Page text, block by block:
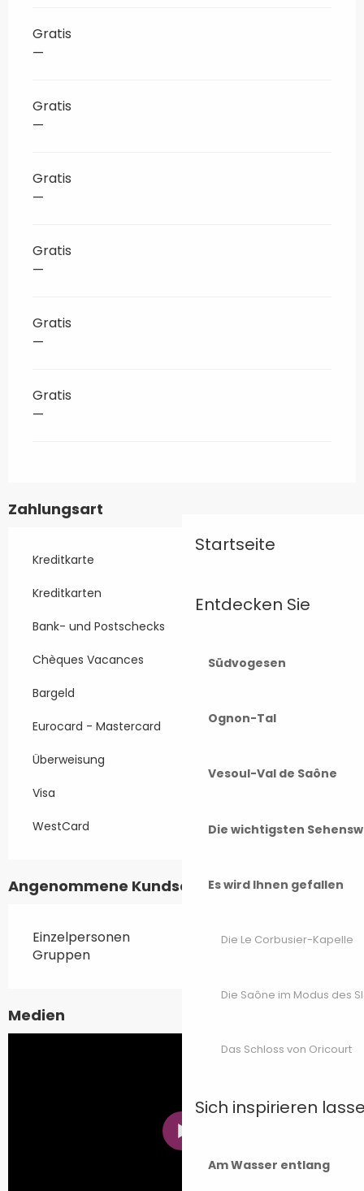
Startseite
Entdecken Sie
Südvogesen
Ognon-Tal
Vesoul-Val de Saône
Die wichtigsten
Es wird Ihnen gefallen
Die Le Corbusier-Kapelle
Die Saône im Modus des
Das Schloss von Oricourt
Sich inspirieren
Am Wasser entlang
Gratis
—
Gratis
—
Gratis
—
Gratis
—
Gratis
—
Gratis
—
Zahlungsart
Kreditkarte
Kreditkarten
Bank- und Postschecks
Chèques Vacances
Bargeld
Eurocard - Mastercard
Überweisung
Visa
WestCard
Angenommene Kundschaften
Einzelpersonen
Gruppen
Medien